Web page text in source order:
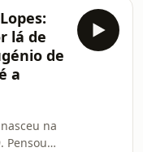
em
cada 2
Leal.
16
entre
feira” (já
lá de
de
a
na
Pensou